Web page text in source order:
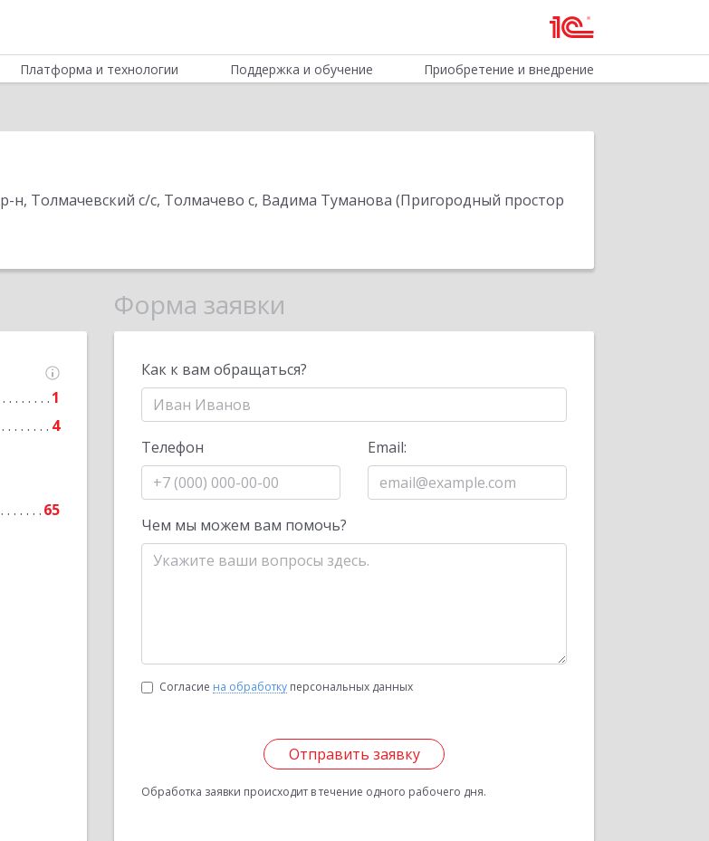
Платформа и технологии Поддержка и обучение Приобретение и внедрение
р-н, Толмачевский с/с, Толмачево с, Вадима Туманова (Пригородный простор
1
4
65
Форма заявки
Как к вам обращаться?
Телефон Email:
Чем мы можем вам помочь?
Согласие на обработку персональных данных
Отправить заявку
Обработка заявки происходит в течение одного рабочего дня.